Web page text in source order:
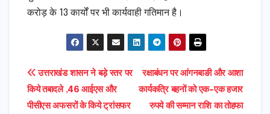
करोड़ के 13 कार्यों पर भी कार्यवाही गतिमान है।
Post
navigation
रक्षाबंधन पर आंगनबाङी और आशा
कार्यकत्रि बहनों को एक-एक हजार
रुपये की सम्मान राशि का तोहफा
उत्तराखंड शासन ने बड़े स्तर पर
किये तबादले ,46 आईएस और
पीसीएस अफसरों के किये ट्रांसफर